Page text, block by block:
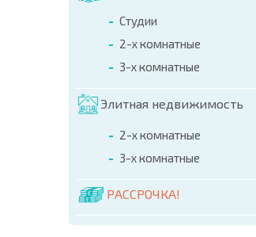
Студии
2-х комнатные
3-х комнатные
Элитная недвижимость
2-х комнатные
3-х комнатные
РАССРОЧКА!